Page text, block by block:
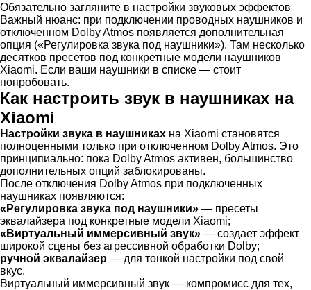
Обязательно загляните в настройки звуковых эффектов
Важный нюанс: при подключении проводных наушников и
отключенном Dolby Atmos появляется дополнительная
опция («Регулировка звука под наушники»). Там несколько
десятков пресетов под конкретные модели наушников
Xiaomi. Если ваши наушники в списке — стоит
попробовать.
Как настроить звук в наушниках на
Xiaomi
Настройки звука в наушниках на Xiaomi становятся
полноценными только при отключенном Dolby Atmos. Это
принципиально: пока Dolby Atmos активен, большинство
дополнительных опций заблокированы.
После отключения Dolby Atmos при подключенных
наушниках появляются:
«Регулировка звука под наушники» — пресеты
эквалайзера под конкретные модели Xiaomi;
«Виртуальный иммерсивный звук» — создает эффект
широкой сцены без агрессивной обработки Dolby;
ручной эквалайзер — для тонкой настройки под свой
вкус.
Виртуальный иммерсивный звук — компромисс для тех,